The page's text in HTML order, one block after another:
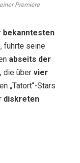
Premiere
bekanntesten
führte seine
abseits der
die über vier
„Tatort“-Stars
diskreten